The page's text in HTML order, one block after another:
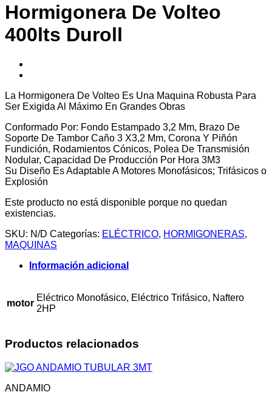
Hormigonera De Volteo
400lts Duroll
La Hormigonera De Volteo Es Una Maquina Robusta Para
Ser Exigida Al Máximo En Grandes Obras
Conformado Por: Fondo Estampado 3,2 Mm, Brazo De
Soporte De Tambor Caño 3 X3,2 Mm, Corona Y Piñón
Fundición, Rodamientos Cónicos, Polea De Transmisión
Nodular, Capacidad De Producción Por Hora 3M3
Su Diseño Es Adaptable A Motores Monofásicos; Trifásicos o
Explosión
Este producto no está disponible porque no quedan
existencias.
SKU: N/D Categorías: ELÉCTRICO, HORMIGONERAS,
MAQUINAS
Información adicional
motor
Eléctrico Monofásico, Eléctrico Trifásico, Naftero
2HP
Productos relacionados
ANDAMIO